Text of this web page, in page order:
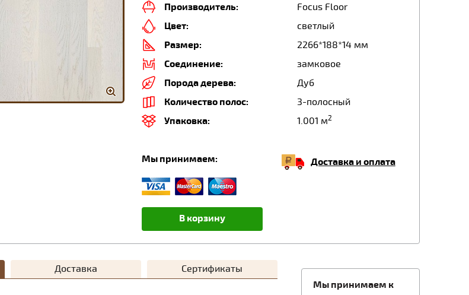
Производитель:
Focus Floor
Цвет:
светлый
Размер:
2266*188*14 мм
Соединение:
замковое
Порода дерева:
Дуб
Количество полос:
3-полосный
Упаковка:
1.001 м2
Мы принимаем: Доставка и оплата
В корзину
Доставка
Сертификаты
Мы принимаем к